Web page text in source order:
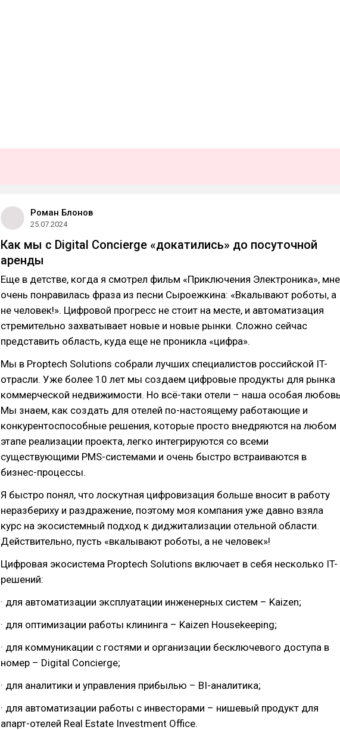
Роман Блонов
25.07.2024
Как мы с Digital Concierge «докатились» до посуточной
аренды
Еще в детстве, когда я смотрел фильм «Приключения Электроника», мне
очень понравилась фраза из песни Сыроежкина: «Вкалывают роботы, а
не человек!». Цифровой прогресс не стоит на месте, и автоматизация
стремительно захватывает новые и новые рынки. Сложно сейчас
представить область, куда еще не проникла «цифра».
Мы в Proptech Solutions собрали лучших специалистов российской IT-
отрасли. Уже более 10 лет мы создаем цифровые продукты для рынка
коммерческой недвижимости. Но всё-таки отели – наша особая
Мы знаем, как создать для отелей по-настоящему работающие и
конкурентоспособные решения, которые просто внедряются на любом
этапе реализации проекта, легко интегрируются со всеми
существующими PMS-системами и очень быстро встраиваются в
бизнес-процессы.
Я быстро понял, что лоскутная цифровизация больше вносит в работу
неразбериху и раздражение, поэтому моя компания уже давно взяла
курс на экосистемный подход к диджитализации отельной области.
Действительно, пусть «вкалывают роботы, а не человек»!
Цифровая экосистема Proptech Solutions включает в себя несколько IT-
решений:
· для автоматизации эксплуатации инженерных систем – Kaizen;
· для оптимизации работы клининга – Kaizen Housekeeping;
· для коммуникации с гостями и организации бесключевого доступа в
номер – Digital Concierge;
· для аналитики и управления прибылью – BI-аналитика;
· для автоматизации работы с инвесторами – нишевый продукт для
апарт-отелей Real Estate Investment Office.